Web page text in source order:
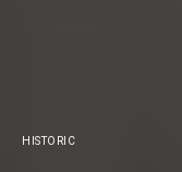
HISTORIC